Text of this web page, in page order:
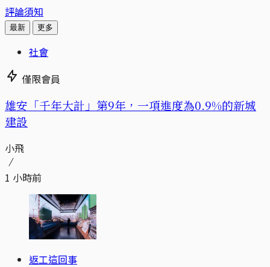
評論須知
最新 更多
社會
僅限會員
​​雄安「千年大計」第9年，一項進度為0.9%的新城
建設
小飛
1 小時前
返工這回事